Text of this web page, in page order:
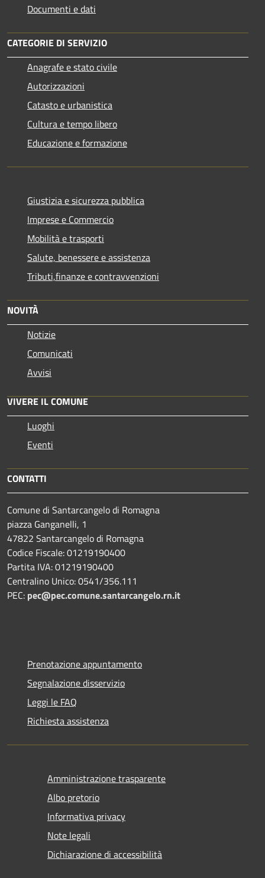
Documenti e dati
CATEGORIE DI SERVIZIO
Anagrafe e stato civile
Autorizzazioni
Catasto e urbanistica
Cultura e tempo libero
Educazione e formazione
Giustizia e sicurezza pubblica
Imprese e Commercio
Mobilità e trasporti
Salute, benessere e assistenza
Tributi,finanze e contravvenzioni
NOVITÀ
Notizie
Comunicati
Avvisi
VIVERE IL COMUNE
Luoghi
Eventi
CONTATTI
Comune di Santarcangelo di Romagna
piazza Ganganelli, 1
47822 Santarcangelo di Romagna
Codice Fiscale: 01219190400
Partita IVA: 01219190400
Centralino Unico: 0541/356.111
PEC: pec@pec.comune.santarcangelo.rn.it
Prenotazione appuntamento
Segnalazione disservizio
Leggi le FAQ
Richiesta assistenza
Amministrazione trasparente
Albo pretorio
Informativa privacy
Note legali
Dichiarazione di accessibilità